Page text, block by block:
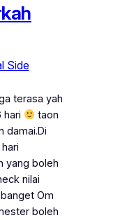
Side
terasa yah
hari
taon
damai.Di
yang boleh
nilai
Om
boleh